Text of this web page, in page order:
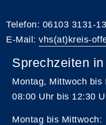
Telefon: 06103 3131-
E-Mail: vhs(at)kreis-
Sprechzeiten
Montag, Mittwoch bis
08:00 Uhr bis 12:30
Montag bis Mittwoch: